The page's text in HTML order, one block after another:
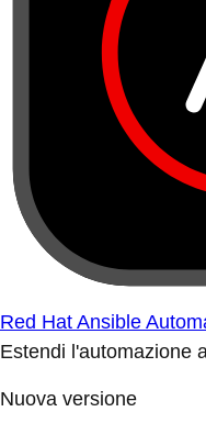
Red Hat Ansible
Estendi l'automazione
Nuova versione